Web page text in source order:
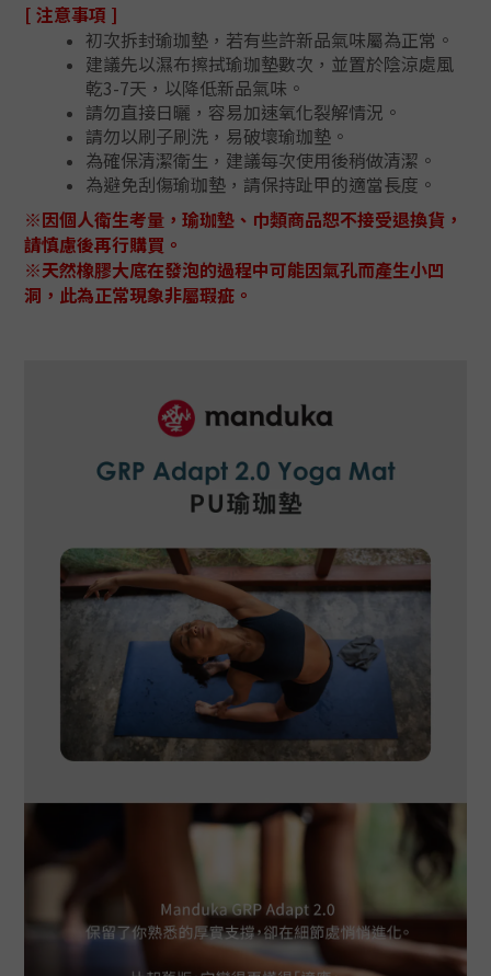
[ 注意事項 ]
初次拆封瑜珈墊，若有些許新品氣味屬為正常。
建議先以濕布擦拭瑜珈墊數次，並置於陰涼處風
乾3-7天，以降低新品氣味。
請勿直接日曬，容易加速氧化裂解情況。
請勿以刷子刷洗，易破壞瑜珈墊。
為確保清潔衛生，建議每次使用後稍做清潔。
為避免刮傷瑜珈墊，請保持趾甲的適當長度。
※因個人衛生考量，瑜珈墊、巾類商品恕不接受退換貨，
請慎慮後再行購買。
※天然橡膠大底在發泡的過程中可能因氣孔而產生小凹
洞，此為正常現象非屬瑕疵。